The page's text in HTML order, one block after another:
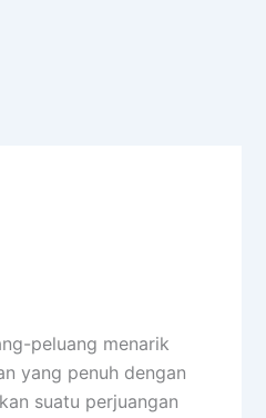
peluang menarik
yang penuh dengan
suatu perjuangan